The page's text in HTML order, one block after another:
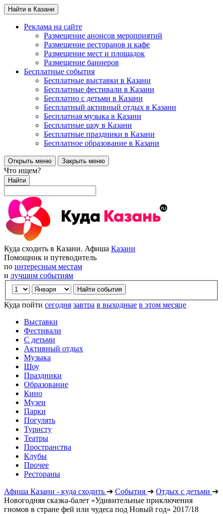
Найти в Казани
Реклама на сайте
Размещение анонсов мероприятий
Размещение ресторанов и кафе
Размещение мест и площадок
Размещение баннеров
Бесплатные события
Бесплатные выставки в Казани
Бесплатные фестивали в Казани
Бесплатно с детьми в Казани
Бесплатный активный отдых в Казани
Бесплатная музыка в Казани
Бесплатные шоу в Казани
Бесплатные праздники в Казани
Бесплатное образование в Казани
Открыть меню Закрыть меню
Что ищем?
Найти
Куда сходить в Казани. Афиша Казани
Помощник и путеводитель
по интересным местам
и лучшим событиям
Куда пойти сегодня завтра в выходные в этом месяце
Выставки
Фестивали
С детьми
Активный отдых
Музыка
Шоу
Праздники
Образование
Кино
Музеи
Парки
Погулять
Туристу
Театры
Пространства
Клубы
Прочее
Рестораны
Афиша Казани - куда сходить ➔ События ➔ Отдых с детьми ➔
Новогодняя сказка-балет «Удивительные приключения
гномов в стране фей или чудеса под Новый год» 2017/18